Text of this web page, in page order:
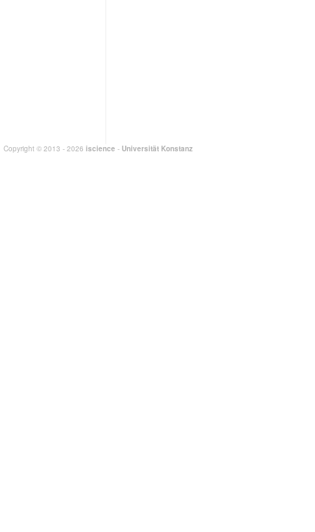
Copyright © 2013 - 2026 iscience - Universität Konstanz